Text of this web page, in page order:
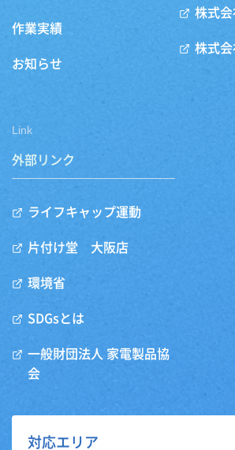
作業実績
お知らせ
株式会
株式
Link
外部リンク
ライフキャップ運動
片付け堂 大阪店
環境省
SDGsとは
一般財団法人 家電製品協
会
対応エリア